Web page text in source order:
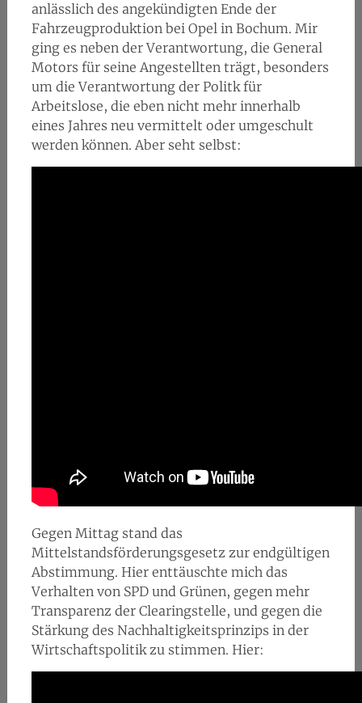
anlässlich des angekündigten Ende der
Fahrzeugproduktion bei Opel in Bochum. Mir
ging es neben der Verantwortung, die General
Motors für seine Angestellten trägt, besonders
um die Verantwortung der Politk für
Arbeitslose, die eben nicht mehr innerhalb
eines Jahres neu vermittelt oder umgeschult
werden können. Aber seht selbst:
Gegen Mittag stand das
Mittelstandsförderungsgesetz zur endgültigen
Abstimmung. Hier enttäuschte mich das
Verhalten von SPD und Grünen, gegen mehr
Transparenz der Clearingstelle, und gegen die
Stärkung des Nachhaltigkeitsprinzips in der
Wirtschaftspolitik zu stimmen. Hier: